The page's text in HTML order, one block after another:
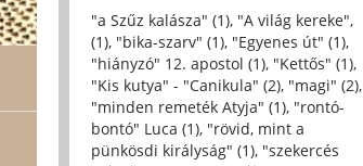
"a Szűz kalásza" (1), "A világ kereke",
(1), "bika-szarv" (1), "Egyenes út" (1),
"hiányzó" 12. apostol (1), "Kettős" (1),
"Kis kutya" - "Canikula" (2), "magi" (2),
"minden remeték Atyja" (1), "rontó-
bontó" Luca (1), "rövid, mint a
pünkösdi királyság" (1), "szekercés